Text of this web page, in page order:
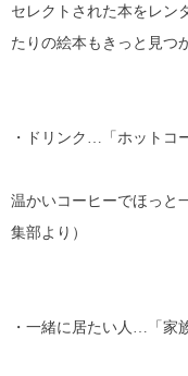
セレクトされた本をレン
たりの絵本もきっと見つ
・ドリンク…「ホットコ
温かいコーヒーでほっと
集部より）
・一緒に居たい人…「家